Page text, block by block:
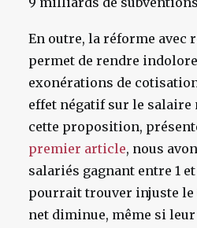
En outre, la réforme avec
permet de rendre
exonérations de
effet négatif sur le salaire
cette proposition,
premier article, nous
salariés gagnant entre 1
pourrait trouver injuste le
net diminue, même si